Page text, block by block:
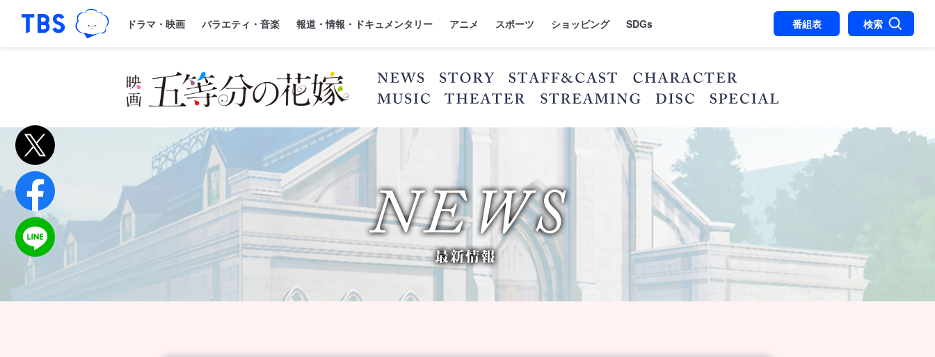
「TBSテレビ｜ときめくときを。」トップページ
TBSグループキャラクター『ワクティ』
ドラマ・映画 バラエティ・音楽 報道・情報・ドキュメンタリー アニメ スポーツ ショッピング SDGs 番組表 検索
NEWS STORY STAFF＆CAST
MUSIC
THEATER STREAMINGDISC